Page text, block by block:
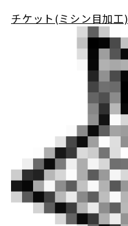
チケット(ミシン目加工)